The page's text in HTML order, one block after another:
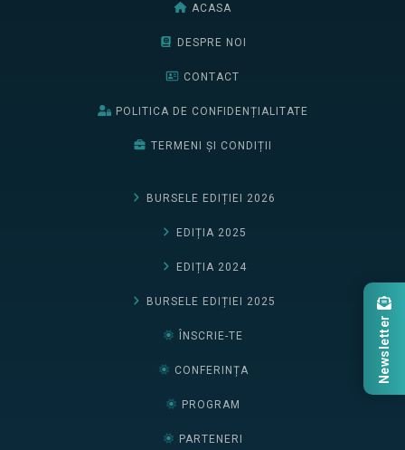
ACASA
DESPRE NOI
CONTACT
POLITICA DE CONFIDENȚIALITATE
TERMENI ȘI CONDIȚII
BURSELE EDIȚIEI 2026
EDIȚIA 2025
EDIȚIA 2024
BURSELE EDIȚIEI 2025
ÎNSCRIE-TE
CONFERINȚA
PROGRAM
PARTENERI
Newsletter